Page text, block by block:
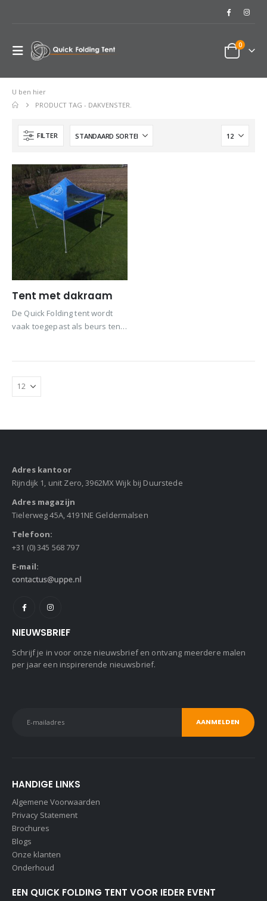
0
U ben hier
PRODUCT TAG - DAKVENSTER.
FILTER
Tent met dakraam
De Quick Folding tent wordt
vaak toegepast als beurs tent
Adres kantoor
Rijndijk 1, unit Zero, 3962MX Wijk bij Duurstede
Adres magazijn
Tielerweg 45A, 4191NE Geldermalsen
Telefoon:
+31 (0) 345 568 797
E-mail:
NIEUWSBRIEF
Schrijf je in voor onze nieuwsbrief en ontvang meerdere malen
per jaar een inspirerende nieuwsbrief.
HANDIGE LINKS
Algemene Voorwaarden
Privacy Statement
Brochures
Blogs
Onze klanten
Onderhoud
EEN QUICK FOLDING TENT VOOR IEDER EVENT